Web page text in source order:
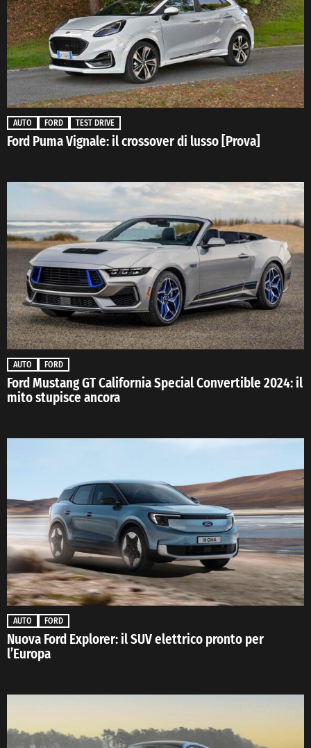
AUTO FORD TEST DRIVE
Ford Puma Vignale: il crossover di lusso [Prova]
AUTO FORD
Ford Mustang GT California Special Convertible 2024: il
mito stupisce ancora
AUTO FORD
Nuova Ford Explorer: il SUV elettrico pronto per
l’Europa